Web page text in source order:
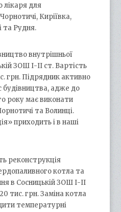
лікаря для
Киріївка,
та Рудня.
внутрішньої
ЗОШ І-ІІ ст. Вартість
грн. Підрядник активно
будівництва, адже до
року має виконати
та Волинці.
приходить і в наші
реконструкція
котла та
в Сосницькій ЗОШ І-ІІ
тис. грн. Заміна котла
температурні